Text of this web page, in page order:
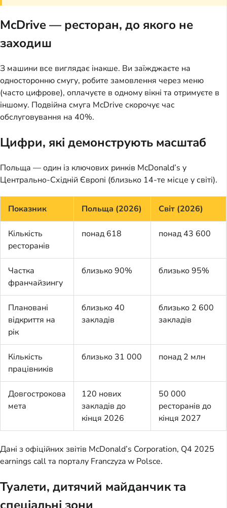
McDrive — ресторан, до якого не
заходиш
З машини все виглядає інакше. Ви заїжджаєте на
односторонню смугу, робите замовлення через меню
(часто цифрове), оплачуєте в одному вікні та отримуєте в
іншому. Подвійна смуга McDrive скорочує час
обслуговування на 40%.
Цифри, які демонструють масштаб
Польща — один із ключових ринків McDonald’s у
Центрально-Східній Європі (близько 14-те місце у світі).
Показник Польща (2026) Світ (2026)
Кількість
ресторанів
понад 618 понад 43 600
Частка
франчайзингу
близько 90% близько 95%
Плановані
відкриття на
рік
близько 40
закладів
близько 2 600
закладів
Кількість
працівників
близько 31 000 понад 2 млн
Довгострокова
мета
120 нових
закладів до
кінця 2026
50 000
ресторанів до
кінця 2027
Дані з офіційних звітів McDonald’s Corporation, Q4 2025
earnings call та порталу Franczyza w Polsce.
Туалети, дитячий майданчик та